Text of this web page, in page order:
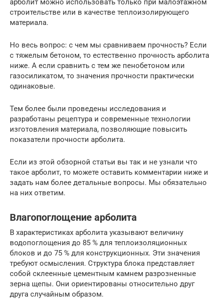
арболит можно использовать только при малоэтажном
строительстве или в качестве теплоизолирующего
материала.
Но весь вопрос: с чем мы сравниваем прочность? Если
с тяжелым бетоном, то естественно прочность арболита
ниже. А если сравнить с тем же пенобетоном или
газосиликатом, то значения прочности практически
одинаковые.
Тем более были проведены исследования и
разработаны рецептура и современные технологии
изготовления материала, позволяющие повысить
показатели прочности арболита.
Если из этой обзорной статьи вы так и не узнали что
такое арболит, то можете оставить комментарии ниже и
задать нам более детальные вопросы. Мы обязательно
на них ответим.
Влагопоглощение арболита
В характеристиках арболита указывают величину
водопоглощения до 85 % для теплоизоляционных
блоков и до 75 % для конструкционных. Эти значения
требуют осмысления. Структура блока представляет
собой склеенные цементным камнем разрозненные
зерна щепы. Они ориентированы относительно друг
друга случайным образом.